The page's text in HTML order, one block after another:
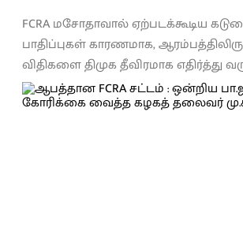
FCRA மசோதாவால் ஏற்படக்கூடிய
பாதிப்புகள் காரணமாக,
விதிகளை திமுக தீவிரமாக எதிர்த்து